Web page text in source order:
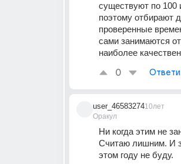
существуют по 100
поэтому отбирают
проверенные
сами занимаются
наиболее
0
user_46583274
Оракул
10лет
Ни когда этим не
Считаю лишним. И
этом году не буду.